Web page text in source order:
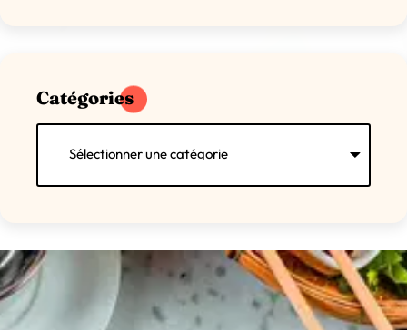
Catégories